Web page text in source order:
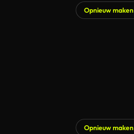
Opnieuw maken
Opnieuw maken